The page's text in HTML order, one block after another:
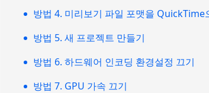
방법 4. 미리보기 파일 포맷을 QuickTime
방법 5. 새 프로젝트 만들기
방법 6. 하드웨어 인코딩 환경설정 끄기
방법 7. GPU 가속 끄기